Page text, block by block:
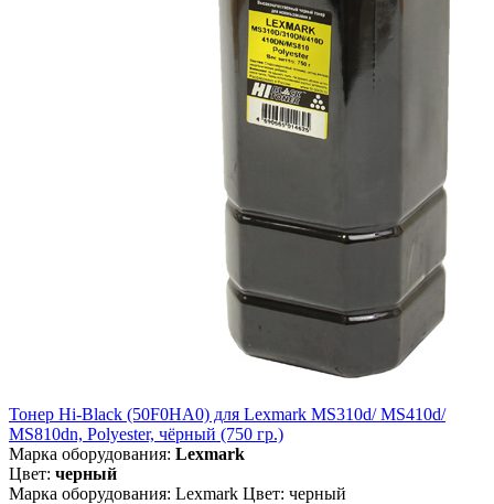
Тонер Hi-Black (50F0HA0) для Lexmark MS310d/ MS410d/
MS810dn, Polyester, чёрный (750 гр.)
Марка оборудования: Lexmark
Цвет: черный
Марка оборудования: Lexmark Цвет: черный